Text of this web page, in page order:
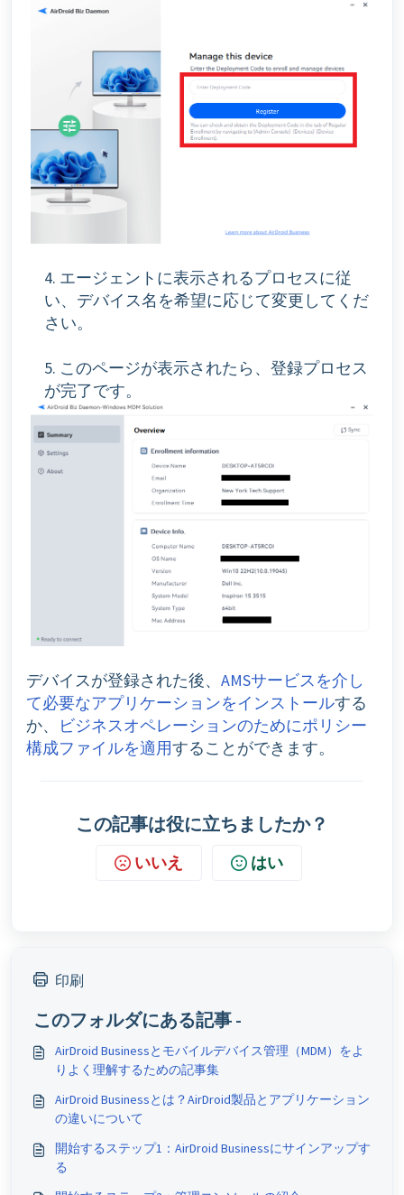
4. エージェントに表示されるプロセスに従
い、デバイス名を希望に応じて変更してくだ
さい。
5. このページが表示されたら、登録プロセス
が完了です。
デバイスが登録された後、 AMSサービスを介し
て必要なアプリケーションをインストールする
か、
ビジネスオペレーションのためにポリシー
構成ファイルを適用することができます。
この記事は役に立ちましたか？
いいえ はい
印刷
このフォルダにある記事 -
AirDroid Businessとモバイルデバイス管理（MDM）をよ
りよく理解するための記事集
AirDroid Businessとは？AirDroid製品とアプリケーション
の違いについて
開始するステップ1：AirDroid Businessにサインアップす
る